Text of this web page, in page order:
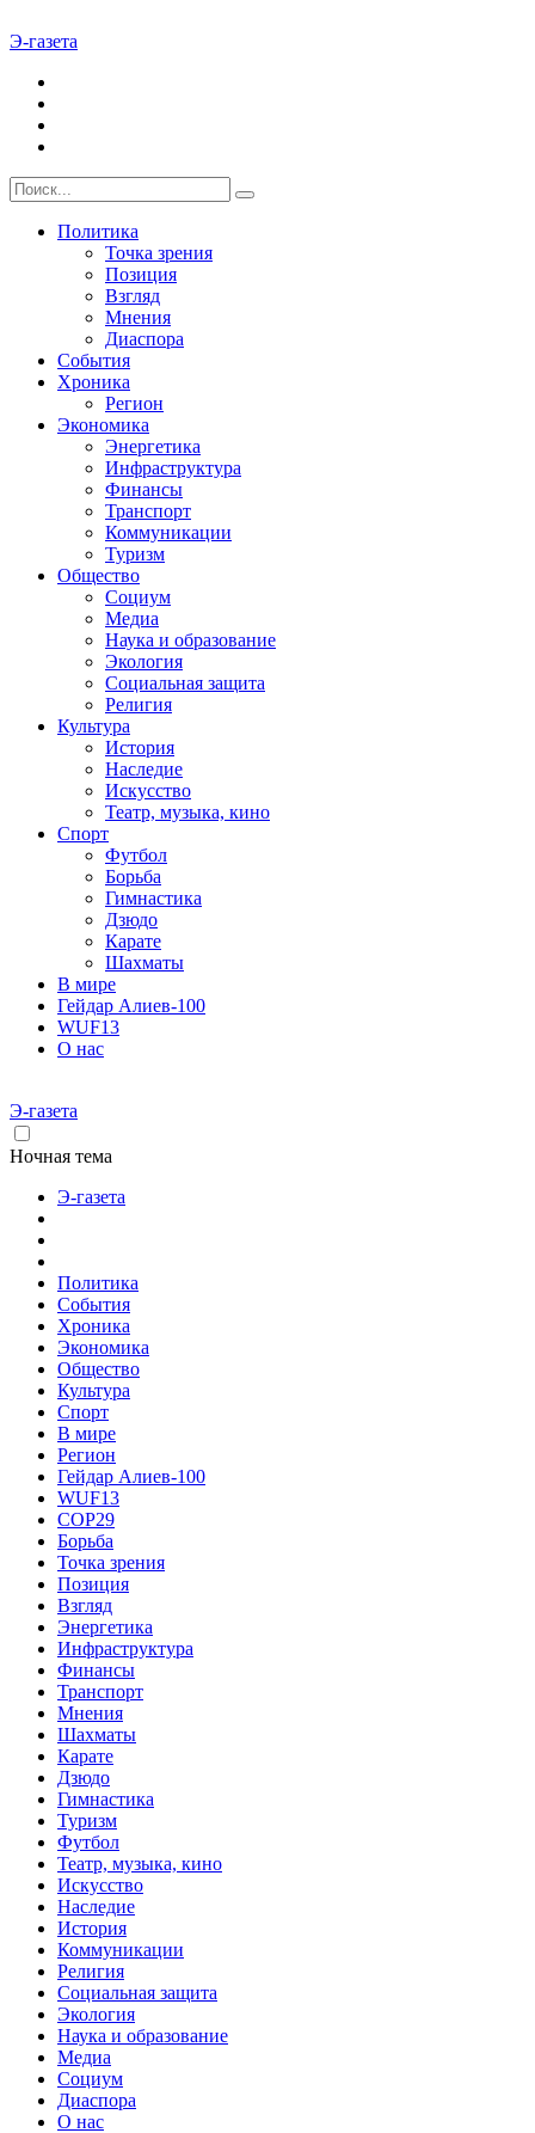
Э-газета
Политика
Точка зрения
Позиция
Взгляд
Мнения
Диаспора
События
Хроника
Регион
Экономика
Энергетика
Инфраструктура
Финансы
Транспорт
Коммуникации
Туризм
Общество
Социум
Медиа
Наука и образование
Экология
Социальная защита
Религия
Культура
История
Наследие
Искусство
Театр, музыка, кино
Спорт
Футбол
Борьба
Гимнастика
Дзюдо
Карате
Шахматы
В мире
Гейдар Алиев-100
WUF13
О нас
Э-газета
Ночная тема
Э-газета
Политика
События
Хроника
Экономика
Общество
Культура
Спорт
В мире
Регион
Гейдар Алиев-100
WUF13
COP29
Борьба
Точка зрения
Позиция
Взгляд
Энергетика
Инфраструктура
Финансы
Транспорт
Мнения
Шахматы
Карате
Дзюдо
Гимнастика
Туризм
Футбол
Театр, музыка, кино
Искусство
Наследие
История
Коммуникации
Религия
Социальная защита
Экология
Наука и образование
Медиа
Социум
Диаспора
О нас